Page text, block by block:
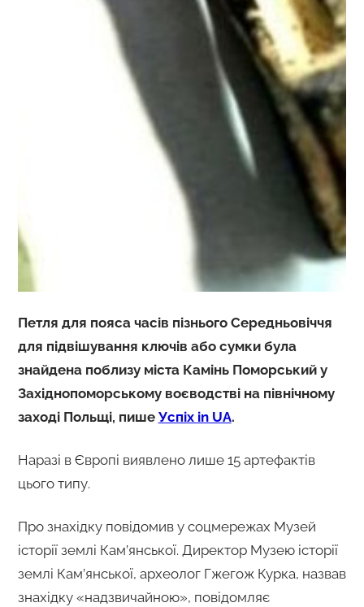
Петля для пояса часів пізнього Середньовіччя
для підвішування ключів або сумки була
знайдена поблизу міста Камінь Поморський у
Західнопоморському воєводстві на північному
заході Польщі, пише Успіх in UA.
Наразі в Європі виявлено лише 15 артефактів
цього типу.
Про знахідку повідомив у соцмережах Музей
історії землі Кам’янської. Директор Музею історії
землі Кам’янської, археолог Гжегож Курка, назвав
знахідку «надзвичайною», повідомляє